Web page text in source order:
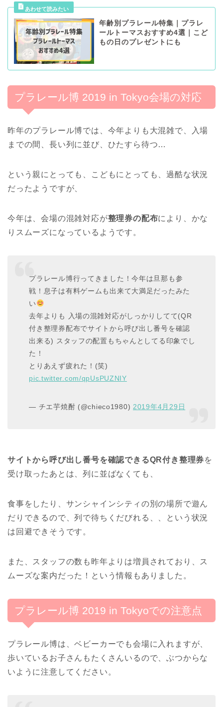
年齢別プラレール特集｜プラレ
ールトーマスおすすめ4選｜こど
もの日のプレゼントにも
プラレール博 2019 in Tokyo会場の対応
昨年のプラレール博では、今年よりも大混雑で、入場
までの間、長い列に並び、ひたすら待つ…
という親にとっても、こどもにとっても、過酷な状況
だったようですが、
今年は、会場の混雑対応が整理券の配布により、かな
りスムーズになっているようです。
プラレール博行ってきました！今年は旦那も参
戦！息子は有料ゲームも出来て大満足だったみた
い
去年よりも 入場の混雑対応がしっかりしてて(QR
付き整理券配布でサイトから呼び出し番号を確認
出来る) スタッフの配置もちゃんとしてる印象でし
た！
とりあえず疲れた！(笑)
pic.twitter.com/qpUsPUZNIY
— チエ芋焼酎 (@chieco1980) 2019年4月29日
サイトから呼び出し番号を確認できるQR付き整理券を
受け取ったあとは、列に並ばなくても、
食事をしたり、サンシャインシティの別の場所で遊ん
だりできるので、列で待ちくだびれる、、という状況
は回避できそうです。
また、スタッフの数も昨年よりは増員されており、ス
ムーズな案内だった！という情報もありました。
プラレール博 2019 in Tokyoでの注意点
プラレール博は、ベビーカーでも会場に入れますが、
歩いているお子さんもたくさんいるので、ぶつからな
いように注意してください。